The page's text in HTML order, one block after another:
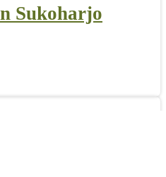
Sukoharjo